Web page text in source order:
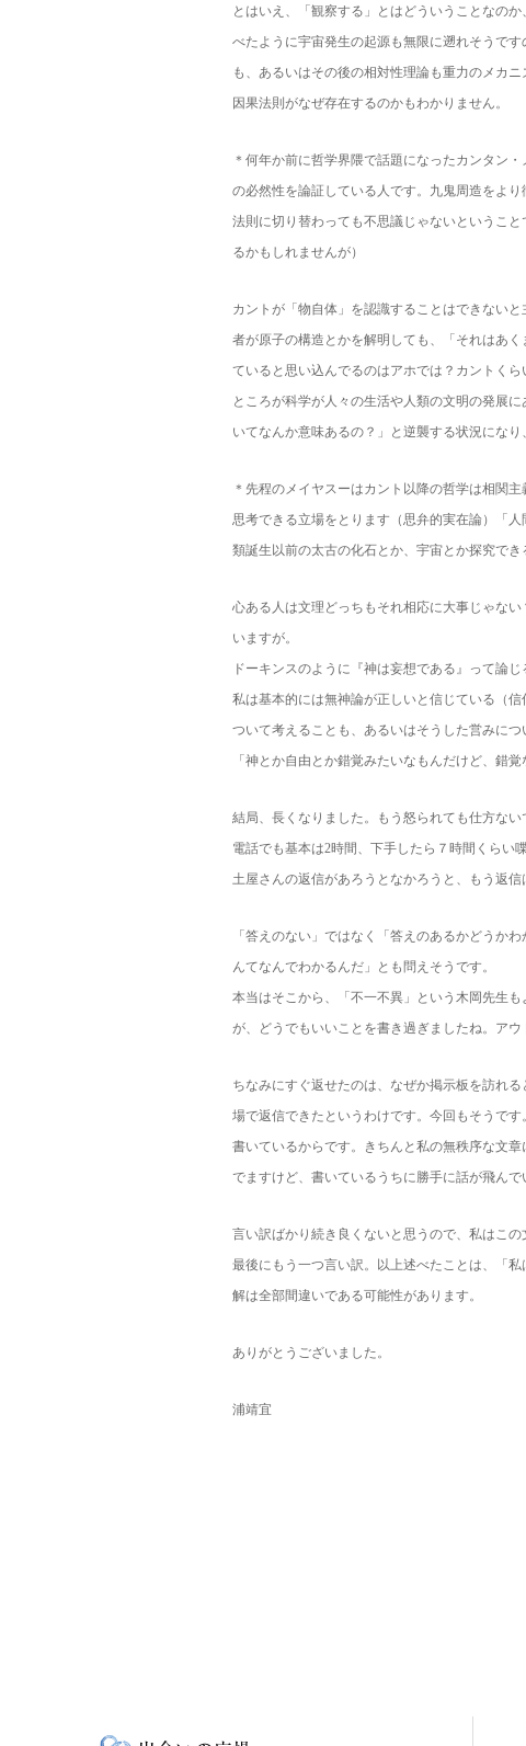
とはいえ、「観察する」とはどういうことなの
べたように宇宙発生の起源も無限に遡れそうで
も、あるいはその後の相対性理論も重力のメカ
因果法則がなぜ存在するのかもわかりません。
＊何年か前に哲学界隈で話題になったカンタン
の必然性を論証している人です。九鬼周造をよ
法則に切り替わっても不思議じゃないというこ
るかもしれませんが）
カントが「物自体」を認識することはできない
者が原子の構造とかを解明しても、「それはあ
ていると思い込んでるのはアホでは？カントく
ところが科学が人々の生活や人類の文明の発展
いてなんか意味あるの？」と逆襲する状況にな
＊先程のメイヤスーはカント以降の哲学は相関
思考できる立場をとります（思弁的実在論）「
類誕生以前の太古の化石とか、宇宙とか探究で
心ある人は文理どっちもそれ相応に大事じゃな
いますが。
ドーキンスのように『神は妄想である』って論
私は基本的には無神論が正しいと信じている（
ついて考えることも、あるいはそうした営みに
「神とか自由とか錯覚みたいなもんだけど、錯
結局、長くなりました。もう怒られても仕方ない
電話でも基本は2時間、下手したら７時間くらい
土屋さんの返信があろうとなかろうと、もう返
「答えのない」ではなく「答えのあるかどうか
んてなんでわかるんだ」とも問えそうです。
本当はそこから、「不一不異」という木岡先生
が、どうでもいいことを書き過ぎましたね。アウ
ちなみにすぐ返せたのは、なぜか掲示板を訪れ
場で返信できたというわけです。今回もそうで
書いているからです。きちんと私の無秩序な文
でますけど、書いているうちに勝手に話が飛ん
言い訳ばかり続き良くないと思うので、私はこの
最後にもう一つ言い訳。以上述べたことは、「
解は全部間違いである可能性があります。
ありがとうございました。
浦靖宜